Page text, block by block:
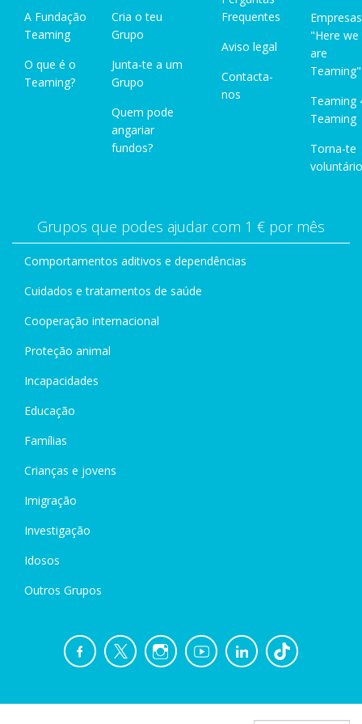
A Fundação
Teaming
O que é o
Teaming?
Cria o teu
Grupo
Junta-te a um
Grupo
Quem pode
angariar
fundos?
Frequentes
Aviso legal
Contacta-
nos
Empresas
"Here we
are
Teaming"
Teaming
Teaming
Torna-te
Grupos que podes ajudar com 1 € por mês
Comportamentos aditivos e dependências
Cuidados e tratamentos de saúde
Cooperação internacional
Proteção animal
Incapacidades
Educação
Famílias
Crianças e jovens
Imigração
Investigação
Idosos
Outros Grupos